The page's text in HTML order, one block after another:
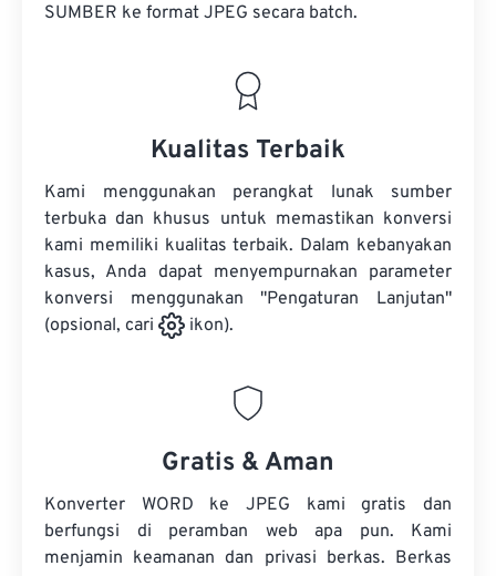
SUMBER ke format JPEG secara batch.
Kualitas Terbaik
Kami menggunakan perangkat lunak sumber
terbuka dan khusus untuk memastikan konversi
kami memiliki kualitas terbaik. Dalam kebanyakan
kasus, Anda dapat menyempurnakan parameter
konversi menggunakan "Pengaturan Lanjutan"
(opsional, cari
ikon).
Gratis & Aman
Konverter WORD ke JPEG kami gratis dan
berfungsi di peramban web apa pun. Kami
menjamin keamanan dan privasi berkas. Berkas